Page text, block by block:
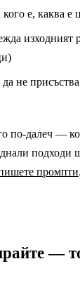
е, каква е
изходният
не
по-далеч —
подходи
промпти.
—